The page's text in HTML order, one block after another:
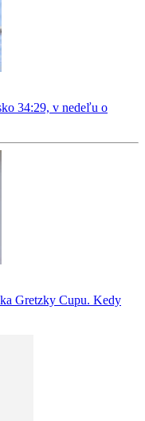
34:29, v nedeľu o
Gretzky Cupu. Kedy